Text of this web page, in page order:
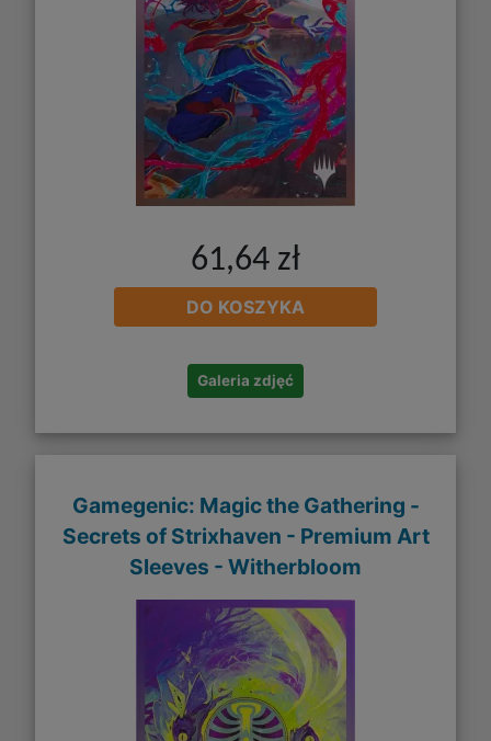
61,64 zł
DO KOSZYKA
Galeria zdjęć
Gamegenic: Magic the Gathering -
Secrets of Strixhaven - Premium Art
Sleeves - Witherbloom